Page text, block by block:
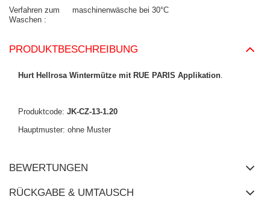
Verfahren zum
Waschen
maschinenwäsche bei 30°C
PRODUKTBESCHREIBUNG
Hurt Hellrosa Wintermütze mit RUE PARIS Applikation.
Produktcode: JK-CZ-13-1.20
Hauptmuster: ohne Muster
BEWERTUNGEN
RÜCKGABE & UMTAUSCH